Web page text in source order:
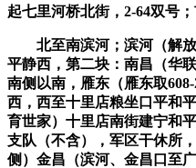
起七里河桥北街，2-64双号
北至南滨河；滨河（解放
平静西，第二块：南昌（华
南侧以南，雁东（雁东取
西，西至十里店粮坐口平和
育世家）十里店南街建宁和
支队（不含），军区干休所
侧）金昌（滨河、金昌口至